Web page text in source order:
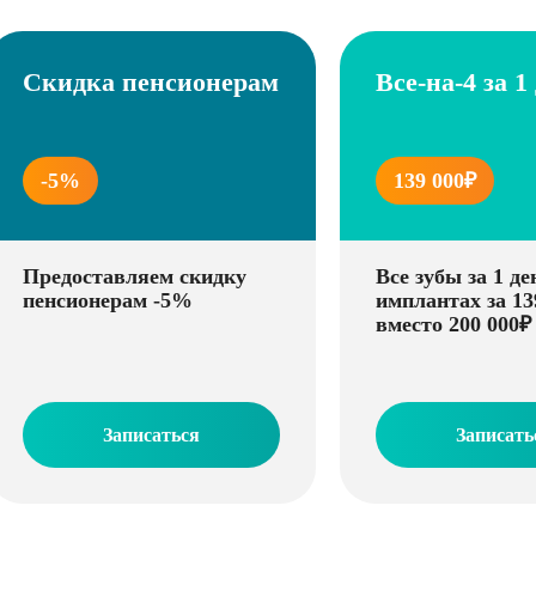
Скидка пенсионерам
-5%
Предоставляем скидку
пенсионерам -5%
Записаться
Все-на-4 за 1
139 000₽
Все зубы за 1
имплантах за
вместо 200 000₽